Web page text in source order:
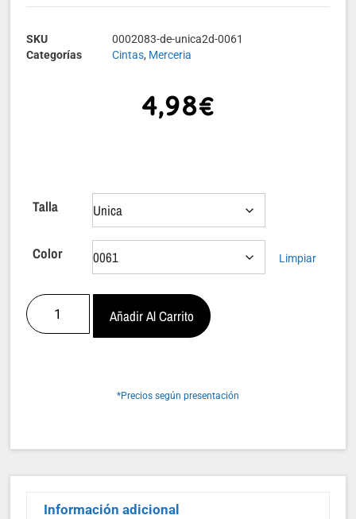
SKU
0002083-de-unica2d-0061
Categorías
Cintas, Merceria
4,98€
Talla
Color Limpiar
Añadir Al Carrito
*Precios según presentación
Información adicional